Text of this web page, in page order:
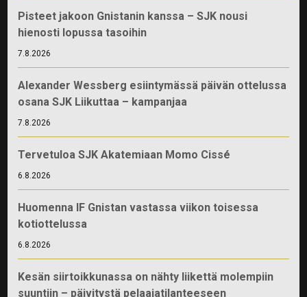
Pisteet jakoon Gnistanin kanssa – SJK nousi
hienosti lopussa tasoihin
7.8.2026
Alexander Wessberg esiintymässä päivän ottelussa
osana SJK Liikuttaa – kampanjaa
7.8.2026
Tervetuloa SJK Akatemiaan Momo Cissé
6.8.2026
Huomenna IF Gnistan vastassa viikon toisessa
kotiottelussa
6.8.2026
Kesän siirtoikkunassa on nähty liikettä molempiin
suuntiin – päivitystä pelaajatilanteeseen